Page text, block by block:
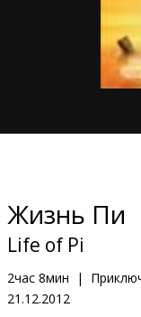
Новости
Подарки
Клуб
Жизнь Пи
Life of Pi
2час 8мин |
21.12.2012